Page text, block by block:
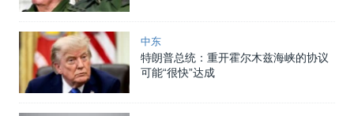
中东
特朗普总统：重开霍尔木兹海峡的协议
可能“很快”达成